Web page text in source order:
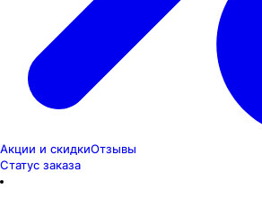
Акции и скидкиОтзывы
Статус заказа